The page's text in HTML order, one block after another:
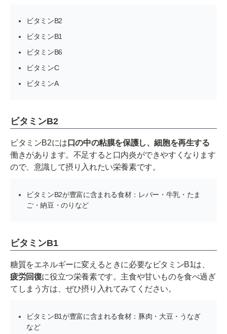
ビタミンB2
ビタミンB1
ビタミンB6
ビタミンC
ビタミンA
ビタミンB2
ビタミンB2には 口の中の粘膜を保護し、細胞を再生する
働きがあります。不足すると口内炎ができやすくなります
ので、意識して摂り入れたい栄養素です。
ビタミンB2が豊富に含まれる食材：レバー・牛乳・たま
ご・納豆・のりなど
ビタミンB1
糖質をエネルギーに変えるときに必要なビタミンB1は、
疲労回復に役立つ栄養素です。主食や甘いものを食べ過ぎ
てしまう方は、ぜひ摂り入れてみてください。
ビタミンB1が豊富に含まれる食材：豚肉・大豆・うなぎ
など